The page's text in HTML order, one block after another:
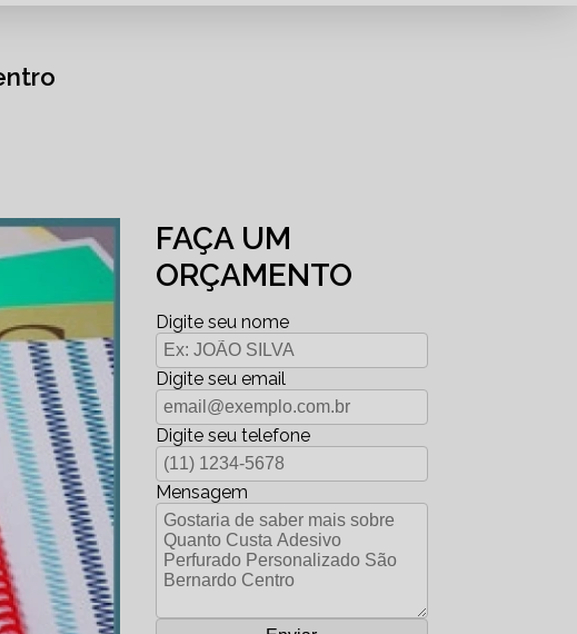
FAÇA UM
ORÇAMENTO
Digite seu nome
Digite seu email
Digite seu telefone
Mensagem